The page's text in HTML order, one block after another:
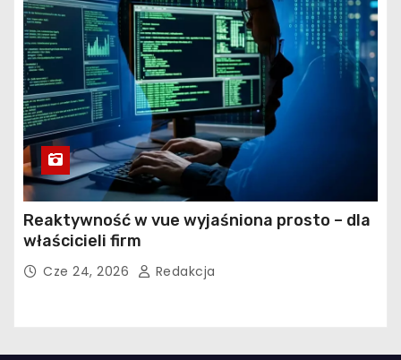
Reaktywność w vue wyjaśniona prosto – dla
właścicieli firm
Cze 24, 2026 Redakcja